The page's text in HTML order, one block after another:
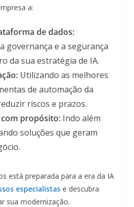
a:
de dados:
governança e a segurança
da sua estratégia de IA.
Utilizando as melhores
de automação da
riscos e prazos.
propósito: Indo além
soluções que geram
está preparada para a era da IA
especialistas e descubra
sua modernização.